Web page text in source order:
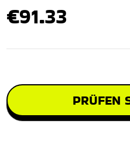
€91.33
PRÜFEN